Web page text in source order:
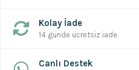
Kolay İade
14 günde ücretsiz iade
Canlı Destek